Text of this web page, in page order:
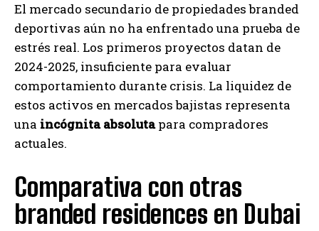
El mercado secundario de propiedades branded
deportivas aún no ha enfrentado una prueba de
estrés real. Los primeros proyectos datan de
2024-2025, insuficiente para evaluar
comportamiento durante crisis. La liquidez de
estos activos en mercados bajistas representa
una incógnita absolutapara compradores
actuales.
Comparativa con otras
branded residences en Dubai